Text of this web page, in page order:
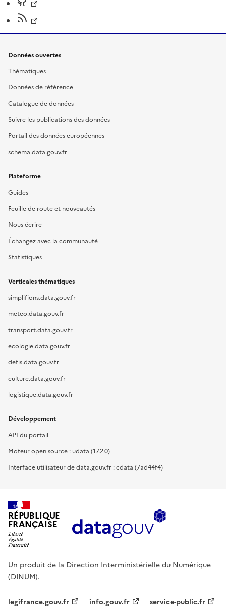
Données ouvertes
Thématiques
Données de référence
Catalogue de données
Suivre les publications des données
Portail des données européennes
schema.data.gouv.fr
Plateforme
Guides
Feuille de route et nouveautés
Nous écrire
Échangez avec la communauté
Statistiques
Verticales thématiques
simplifions.data.gouv.fr
meteo.data.gouv.fr
transport.data.gouv.fr
ecologie.data.gouv.fr
defis.data.gouv.fr
culture.data.gouv.fr
logistique.data.gouv.fr
Développement
API du portail
Moteur open source : udata (17.2.0)
Interface utilisateur de data.gouv.fr : cdata (7ad44f4)
RÉPUBLIQUE
FRANÇAISE
Un produit de la Direction Interministérielle du Numérique
(DINUM).
legifrance.gouv.fr info.gouv.fr service-public.fr